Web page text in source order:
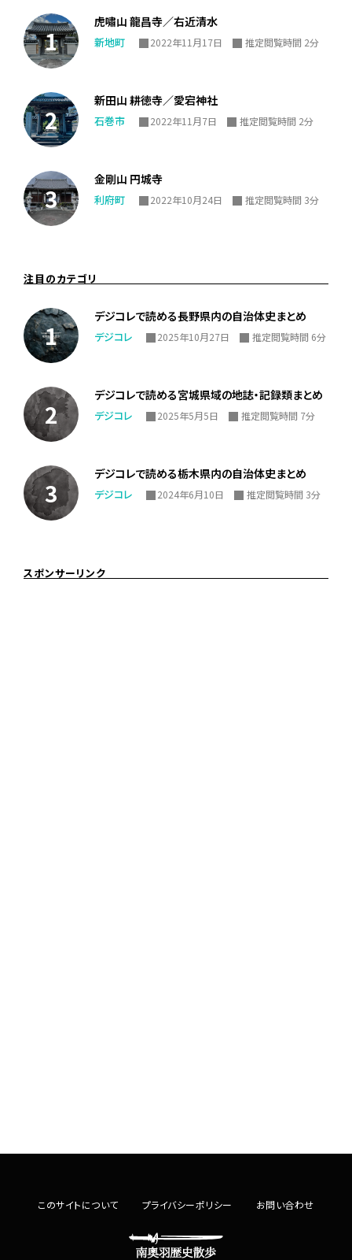
虎嘯山 龍昌寺／右近清水
新地町 2022年11月17日 推定閲覧時間 2分
新田山 耕徳寺／愛宕神社
石巻市 2022年11月7日 推定閲覧時間 2分
金剛山 円城寺
利府町 2022年10月24日 推定閲覧時間 3分
注目のカテゴリ
デジコレで読める長野県内の自治体史まとめ
デジコレ 2025年10月27日 推定閲覧時間 6分
デジコレで読める宮城県域の地誌・記録類まとめ
デジコレ 2025年5月5日 推定閲覧時間 7分
デジコレで読める栃木県内の自治体史まとめ
デジコレ 2024年6月10日 推定閲覧時間 3分
スポンサーリンク
このサイトについて プライバシーポリシー お問い合わせ